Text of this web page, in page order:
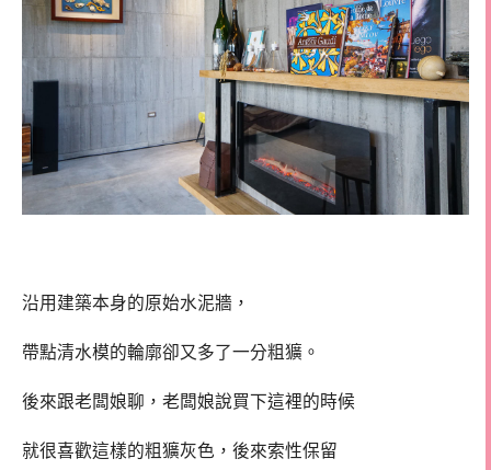
沿用建築本身的原始水泥牆，
帶點清水模的輪廓卻又多了一分粗獷。
後來跟老闆娘聊，老闆娘說買下這裡的時候
就很喜歡這樣的粗獷灰色，後來索性保留